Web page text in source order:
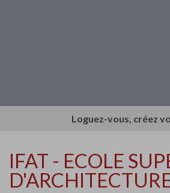
Loguez-vous, créez
IFAT - ECOLE